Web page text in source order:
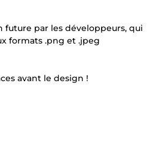
future par les développeurs, qui
formats .png et .jpeg
avant le design !